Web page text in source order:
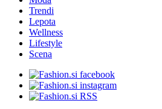
Trendi
Lepota
Wellness
Lifestyle
Scena